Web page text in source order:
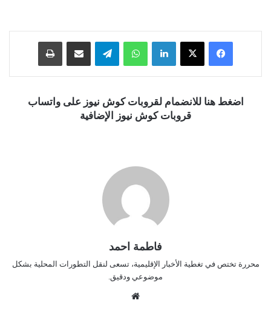
فيسبوك ‫X لينكدإن واتساب تيلقرام
اضغط هنا للانضمام لقروبات كوش نيوز على واتساب
قروبات كوش نيوز الإضافية
فاطمة احمد
محررة تختص في تغطية الأخبار الإقليمية، تسعى لنقل التطورات المحلية بشكل
موضوعي ودقيق.